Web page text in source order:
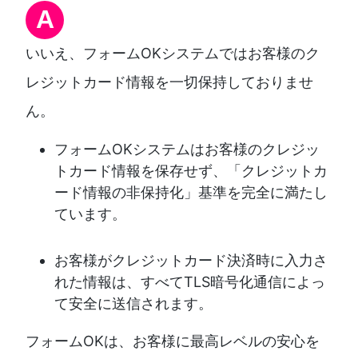
A
いいえ、フォームOKシステムではお客様のク
レジットカード情報を一切保持しておりませ
ん。
フォームOKシステムはお客様のクレジッ
トカード情報を保存せず、「クレジットカ
ード情報の非保持化」基準を完全に満たし
ています。
お客様がクレジットカード決済時に入力さ
れた情報は、すべてTLS暗号化通信によっ
て安全に送信されます。
フォームOKは、お客様に最高レベルの安心を